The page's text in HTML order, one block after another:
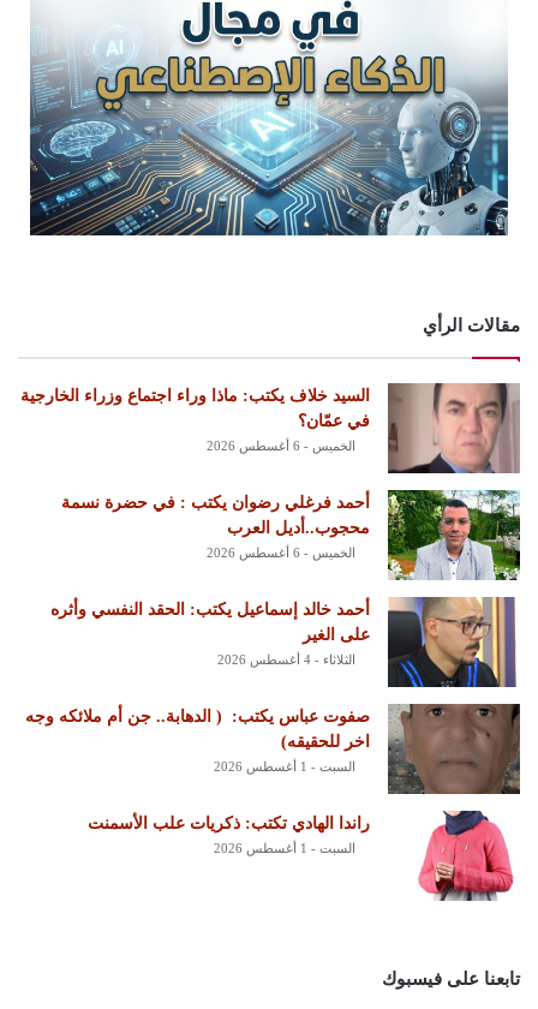
مقالات الرأي
السيد خلاف يكتب: ماذا وراء اجتماع وزراء الخارجية
في عمّان؟
الخميس - 6 أغسطس 2026
أحمد فرغلي رضوان يكتب : في حضرة نسمة
محجوب..أديل العرب
الخميس - 6 أغسطس 2026
أحمد خالد إسماعيل يكتب: الحقد النفسي وأثره
على الغير
الثلاثاء - 4 أغسطس 2026
‏صفوت عباس يكتب: ‏ ‏( الدهابة.. جن أم ملائكه وجه
اخر للحقيقه)
السبت - 1 أغسطس 2026
راندا الهادي تكتب: ذكريات علب الأسمنت
السبت - 1 أغسطس 2026
تابعنا على فيسبوك